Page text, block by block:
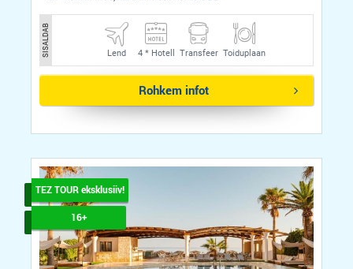
SISALDAB Lend 4 *Hotell Transfeer Toiduplaan
Rohkem infot
TEZ TOUR eksklusiiv!
16+